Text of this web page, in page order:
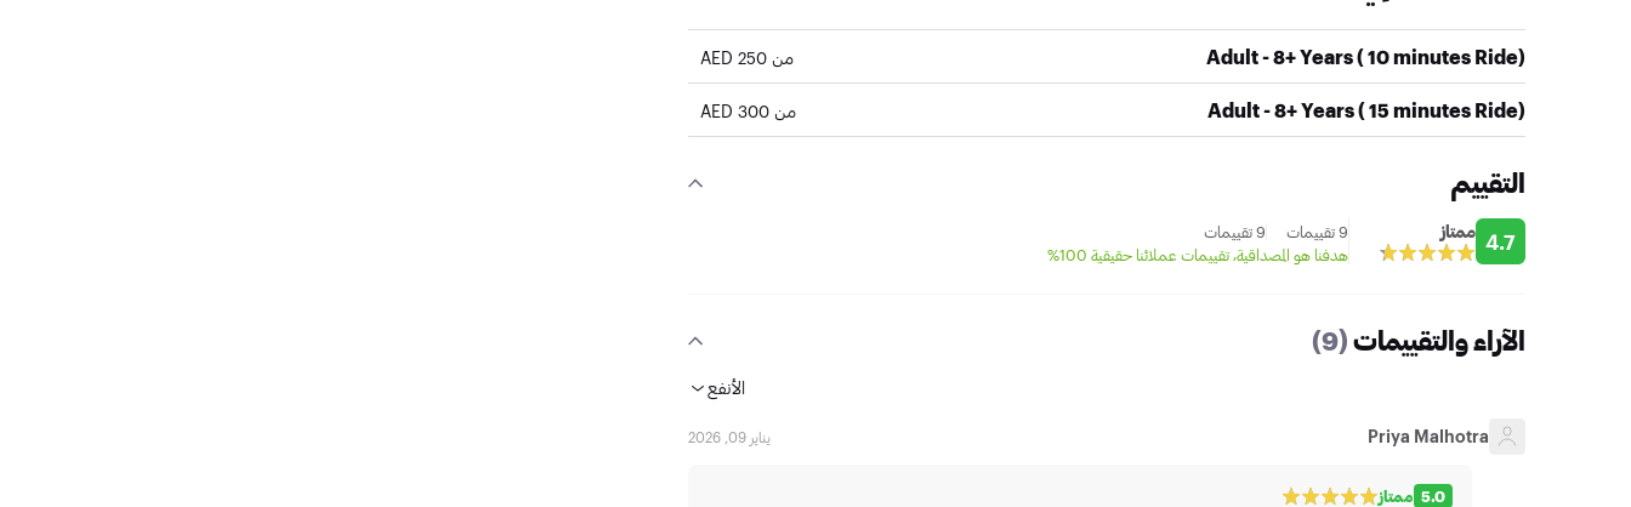
Adult - 8+ Years ( 10 minutes Ride) من 250 AED
Adult - 8+ Years ( 15 minutes Ride) من 300 AED
التقييم
4.7 ممتاز 9 تقييمات
9 تقييمات
هدفنا هو المصداقية، تقييمات عملائنا حقيقية 100%
الآراء والتقييمات(9)
الأنفع
Priya Malhotra يناير 09, 2026
5.0 ممتاز